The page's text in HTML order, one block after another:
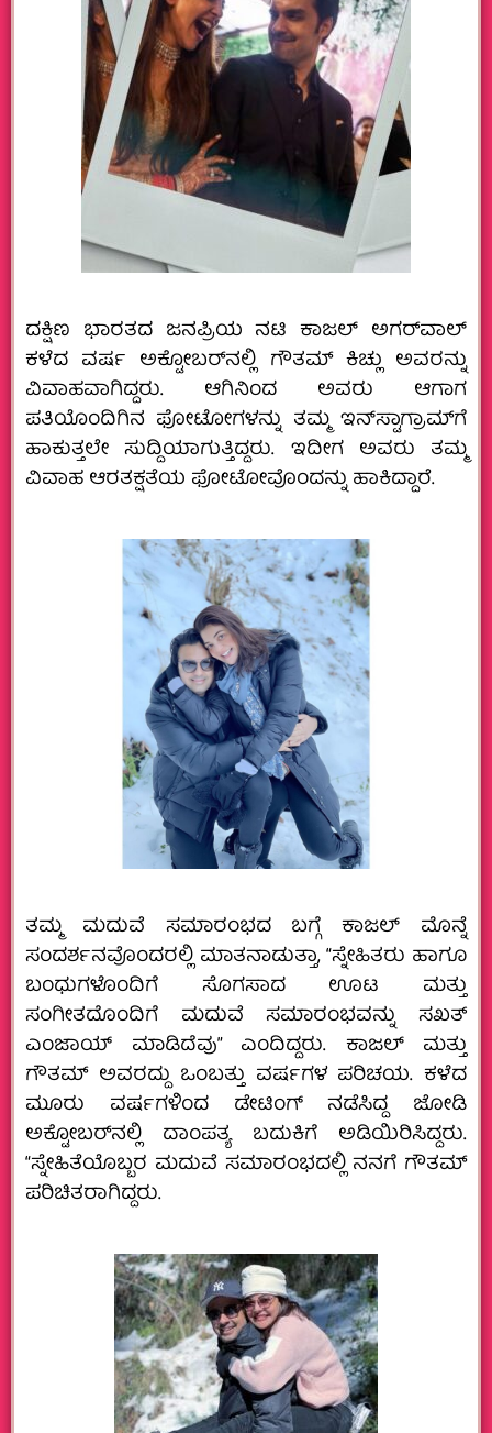
ದಕ್ಷಿಣ ಭಾರತದ ಜನಪ್ರಿಯ ನಟಿ ಕಾಜಲ್ ಅಗರ್‌ವಾಲ್‌
ಕಳೆದ ವರ್ಷ ಅಕ್ಟೋಬರ್‌ನಲ್ಲಿ ಗೌತಮ್ ಕಿಚ್ಲು ಅವರನ್ನು
ವಿವಾಹವಾಗಿದ್ದರು. ಆಗಿನಿಂದ ಅವರು ಆಗಾಗ
ಪತಿಯೊಂದಿಗಿನ ಫೋಟೋಗಳನ್ನು ತಮ್ಮ ಇನ್‌ಸ್ಟಾಗ್ರಾಮ್‌ಗೆ
ಹಾಕುತ್ತಲೇ ಸುದ್ದಿಯಾಗುತ್ತಿದ್ದರು. ಇದೀಗ ಅವರು ತಮ್ಮ
ವಿವಾಹ ಆರತಕ್ಷತೆಯ ಫೋಟೋವೊಂದನ್ನು ಹಾಕಿದ್ದಾರೆ.
ತಮ್ಮ ಮದುವೆ ಸಮಾರಂಭದ ಬಗ್ಗೆ ಕಾಜಲ್‌ ಮೊನ್ನೆ
ಸಂದರ್ಶನವೊಂದರಲ್ಲಿ ಮಾತನಾಡುತ್ತಾ, “ಸ್ನೇಹಿತರು ಹಾಗೂ
ಬಂಧುಗಳೊಂದಿಗೆ ಸೊಗಸಾದ ಊಟ ಮತ್ತು
ಸಂಗೀತದೊಂದಿಗೆ ಮದುವೆ ಸಮಾರಂಭವನ್ನು ಸಖತ್
ಎಂಜಾಯ್ ಮಾಡಿದೆವು” ಎಂದಿದ್ದರು. ಕಾಜಲ್ ಮತ್ತು
ಗೌತಮ್‌ ಅವರದ್ದು ಒಂಬತ್ತು ವರ್ಷಗಳ ಪರಿಚಯ. ಕಳೆದ
ಮೂರು ವರ್ಷಗಳಿಂದ ಡೇಟಿಂಗ್‌ ನಡೆಸಿದ್ದ ಜೋಡಿ
ಅಕ್ಟೋಬರ್‌ನಲ್ಲಿ ದಾಂಪತ್ಯ ಬದುಕಿಗೆ ಅಡಿಯಿರಿಸಿದ್ದರು.
“ಸ್ನೇಹಿತೆಯೊಬ್ಬರ ಮದುವೆ ಸಮಾರಂಭದಲ್ಲಿ ನನಗೆ ಗೌತಮ್
ಪರಿಚಿತರಾಗಿದ್ದರು.